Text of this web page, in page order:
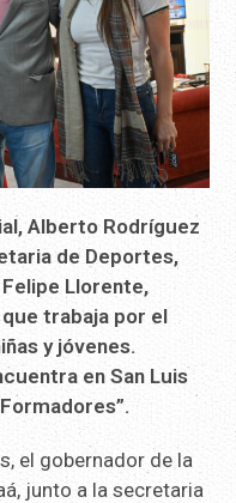
Alberto Rodríguez
de Deportes,
Llorente,
trabaja por el
y jóvenes.
en San Luis
el gobernador de la
junto a la secretaria